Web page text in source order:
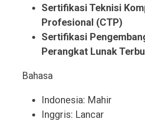
Sertifikasi Teknisi
Profesional (CTP)
Sertifikasi
Perangkat Lunak
Bahasa
Indonesia: Mahir
Inggris: Lancar